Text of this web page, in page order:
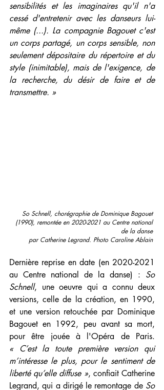
sensibilités et les imaginaires qu'il n'a
cessé d'entretenir avec les danseurs lui-
même (...). La compagnie Bagouet c'est
un corps partagé, un corps sensible, non
seulement dépositaire du répertoire et du
style (inimitable), mais de l'exigence, de
la recherche, du désir de faire et de
transmettre. »
So Schnell, chorégraphie de Dominique Bagouet
(1990), remontée en 2020-2021 au Centre national
de la danse
par Catherine Legrand. Photo Caroline Ablain
Dernière reprise en date (en 2020-2021
au Centre national de la danse) : So
Schnell, une oeuvre qui a connu deux
versions, celle de la création, en 1990,
et une version retouchée par Dominique
Bagouet en 1992, peu avant sa mort,
« C’est la toute première version qui
m’intéresse le plus, pour le sentiment de
liberté qu’elle diffuse », confiait Catherine
Legrand, qui a dirigé le remontage de So